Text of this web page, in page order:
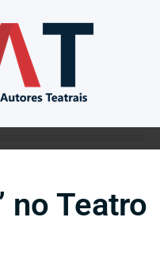
no Teatro